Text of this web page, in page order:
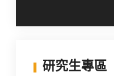
覽
研究生專區